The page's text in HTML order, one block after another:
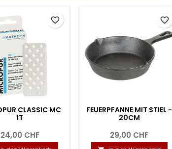
CLASSIC MC
1T
24,00 CHF
favorite_border
FEUERPFANNE MIT STIEL -
20CM
29,00 CHF
favorite_border